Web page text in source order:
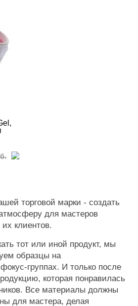
гели
гели
торговой марки - создать
для мастеров
их клиентов.
тот или иной продукт, мы
образцы на
группах. И только после
которая понравилась
Все материалы должны
для мастера, делая